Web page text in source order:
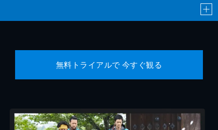
無料トライアルで 今すぐ観る